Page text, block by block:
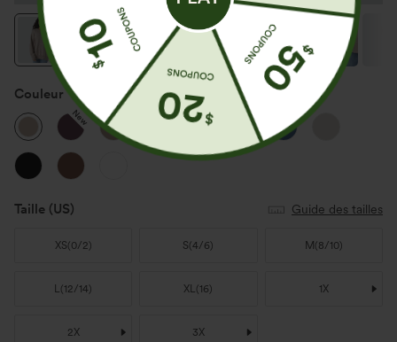
Couleur Doeskin
New New New
Taille (US) Guide des tailles
XS(0/2) S(4/6) M (8/10)
L(12/14) XL(16) 1X
2X 3X